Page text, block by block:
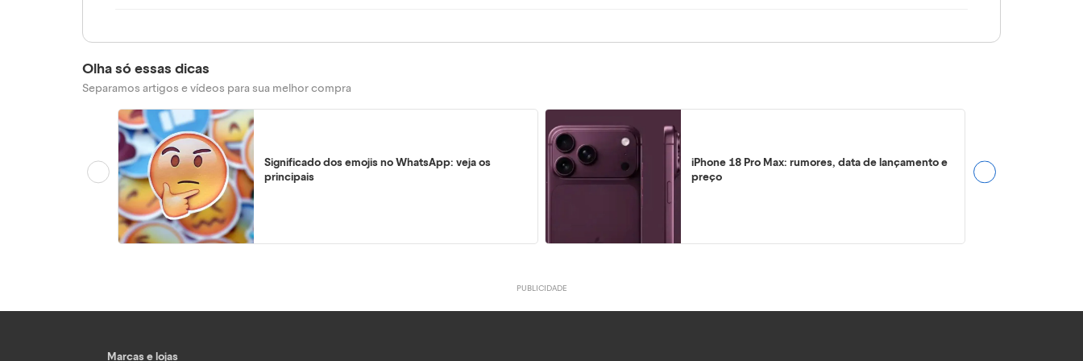
Olha só essas dicas
Separamos artigos e vídeos para sua melhor compra
Significado dos emojis no WhatsApp: veja os
principais
iPhone 18 Pro Max: rumores, data de lançamento e
preço
Marcas e lojas